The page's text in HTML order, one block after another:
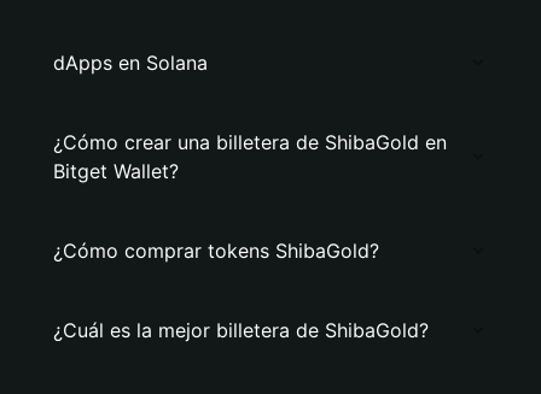
dApps en Solana
¿Cómo crear una billetera de ShibaGold en
Bitget Wallet?
¿Cómo comprar tokens ShibaGold?
¿Cuál es la mejor billetera de ShibaGold?